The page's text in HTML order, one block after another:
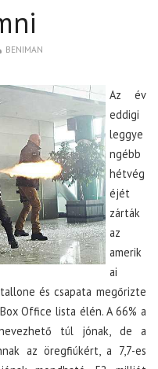
BENIMAN
Az év
eddigi
leggye
ngébb
hétvég
éjét
zárták
az
amerik
ai
és csapata megőrizte
Office lista élén. A 66% a
túl jónak, de a
az öregfiúkért, a 7,7-es